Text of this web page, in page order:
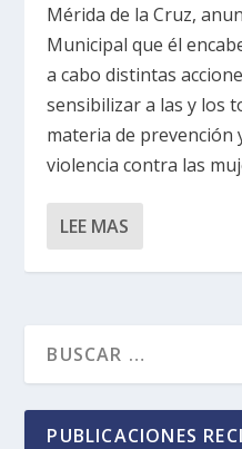
Mérida de la Cruz,
Municipal que él
a cabo distintas
sensibilizar a las y los
materia de prevención
violencia contra las
LEE MAS
PUBLICACIONES